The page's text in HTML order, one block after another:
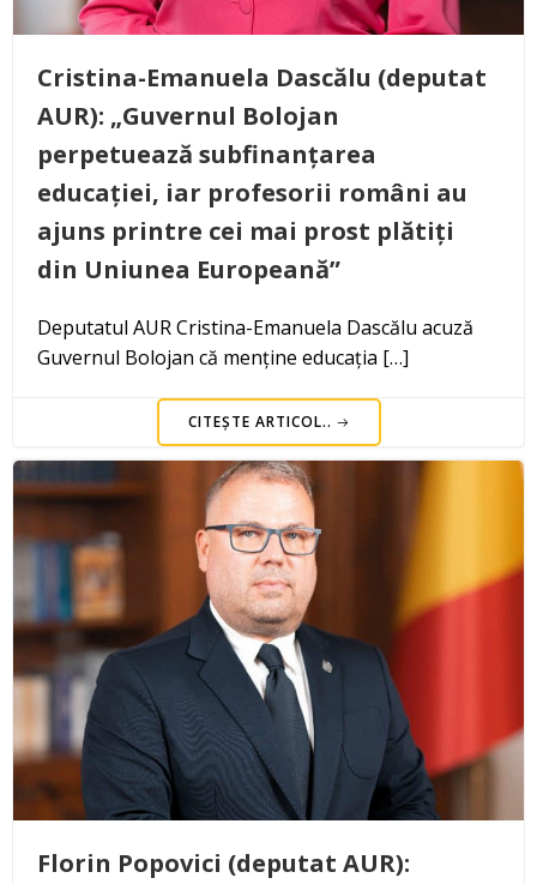
Cristina-Emanuela Dascălu (deputat
AUR): „Guvernul Bolojan
perpetuează subfinanțarea
educației, iar profesorii români au
ajuns printre cei mai prost plătiți
din Uniunea Europeană”
Deputatul AUR Cristina-Emanuela Dascălu acuză
Guvernul Bolojan că menține educația […]
CITEȘTE ARTICOL..
Florin Popovici (deputat AUR):